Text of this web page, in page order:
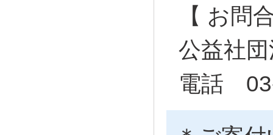
【 お問
公益社
電話